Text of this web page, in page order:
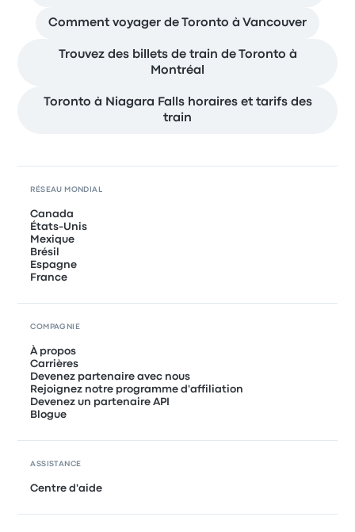
Comment voyager de Toronto à Vancouver
Trouvez des billets de train de Toronto à
Montréal
Toronto à Niagara Falls horaires et tarifs des
train
RÉSEAU MONDIAL
Canada
États-Unis
Mexique
Brésil
Espagne
France
COMPAGNIE
À propos
Carrières
Devenez partenaire avec nous
Rejoignez notre programme d'affiliation
Devenez un partenaire API
Blogue
ASSISTANCE
Centre d'aide